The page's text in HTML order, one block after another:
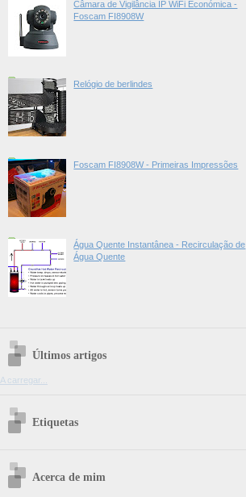
Câmara de Vigilância IP WiFi Económica -
Foscam FI8908W
Relógio de berlindes
Foscam FI8908W - Primeiras Impressões
Água Quente Instantânea - Recirculação de
Água Quente
Últimos artigos
A carregar...
Etiquetas
Acerca de mim